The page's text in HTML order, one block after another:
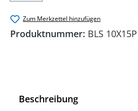
Zum Merkzettel hinzufügen
Produktnummer: BLS 10X15P
Beschreibung